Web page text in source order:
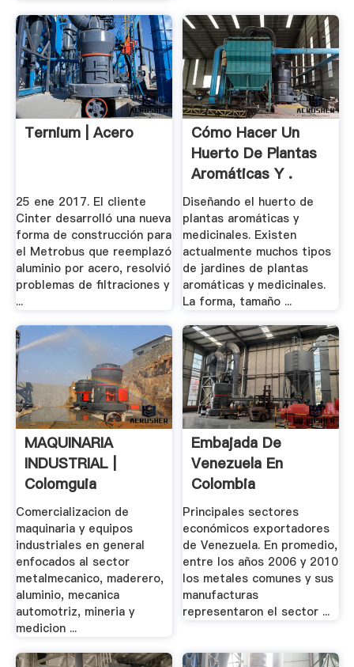
Ternium | Acero
25 ene 2017. El cliente
Cinter desarrolló una nueva
forma de construcción para
el Metrobus que reemplazó
aluminio por acero, resolvió
problemas de filtraciones y
...
Cómo Hacer Un
Huerto De Plantas
Aromáticas Y .
Diseñando el huerto de
plantas aromáticas y
medicinales. Existen
actualmente muchos tipos
de jardines de plantas
aromáticas y medicinales.
La forma, tamaño ...
MAQUINARIA
INDUSTRIAL |
Colomguia
Comercializacion de
maquinaria y equipos
industriales en general
enfocados al sector
metalmecanico, maderero,
aluminio, mecanica
automotriz, mineria y
medicion ...
Embajada De
Venezuela En
Colombia
Principales sectores
económicos exportadores
de Venezuela. En promedio,
entre los años 2006 y 2010
los metales comunes y sus
manufacturas
representaron el sector ...